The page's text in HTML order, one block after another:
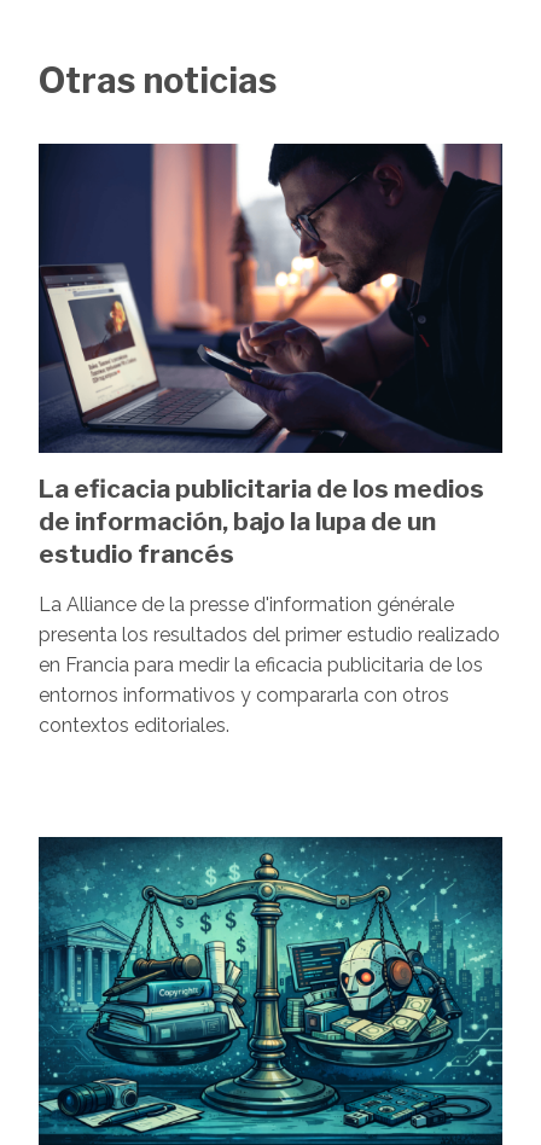
Otras noticias
La eficacia publicitaria de los medios
de información, bajo la lupa de un
estudio francés
La Alliance de la presse d'information générale
presenta los resultados del primer estudio realizado
en Francia para medir la eficacia publicitaria de los
entornos informativos y compararla con otros
contextos editoriales.
Image